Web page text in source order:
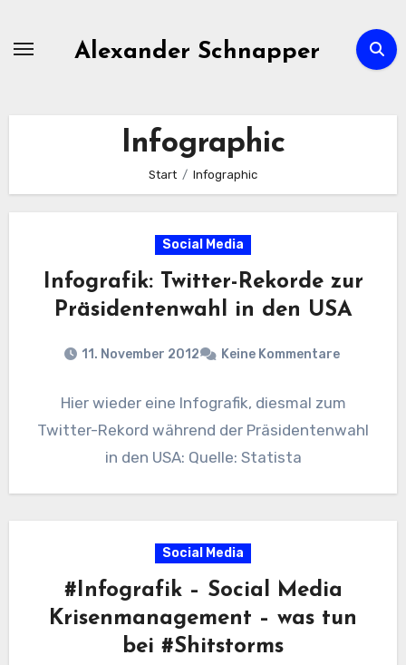
Alexander Schnapper
Infographic
Start Infographic
Social Media
Infografik: Twitter-Rekorde zur
Präsidentenwahl in den USA
11. November 2012 Keine Kommentare
Hier wieder eine Infografik, diesmal zum
Twitter-Rekord während der Präsidentenwahl
in den USA: Quelle: Statista
Social Media
#Infografik – Social Media
Krisenmanagement – was tun
bei #Shitstorms